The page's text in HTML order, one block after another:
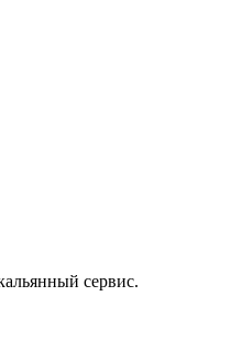
сервис.